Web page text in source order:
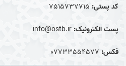
کد پستی: 7515737715
پست الکترونیک: info@ostb.ir
فکس: 07733554577